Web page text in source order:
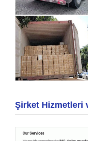
Şirket Hizmetleri